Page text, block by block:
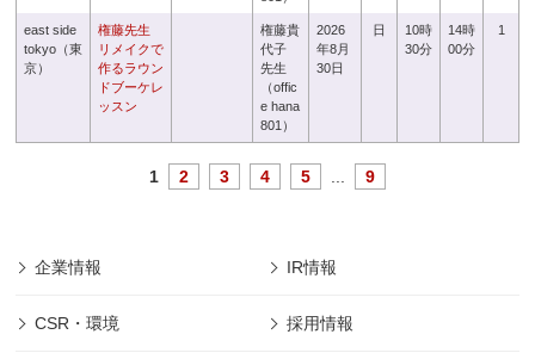
east side
tokyo（東
京）
権藤先生
リメイクで
作るラウン
ドブーケレ
ッスン
権藤貴
代子
先生
（offic
e hana
801）
2026
年8月
30日
日
10時
30分
14時
00分
1
1 2 3 4 5 9
企業情報 IR情報
CSR・環境 採用情報